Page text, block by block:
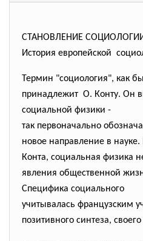
СТАНОВЛЕНИЕ
История европейской
Термин "социология", как
принадлежит О. Конту. Он
социальной физики -
так первоначально
новое направление в
Конта, социальная физика
явления общественной
Специфика социального
учитывалась французским
позитивного синтеза,